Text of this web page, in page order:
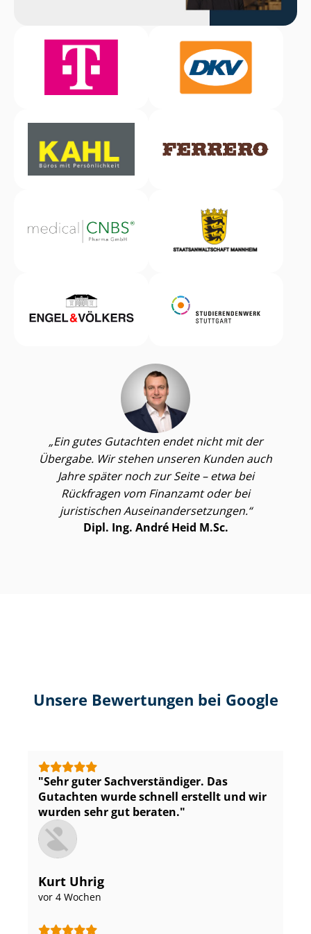
Ein gutes Gutachten endet nicht mit der
Übergabe. Wir stehen unseren Kunden auch
Jahre später noch zur Seite – etwa bei
Rückfragen vom Finanzamt oder bei
juristischen Aus­ein­an­der­set­zun­gen.
Dipl. Ing. André Heid M.Sc.
Unsere Bewertungen bei Google
Sehr guter Sach­ver­stän­di­ger. Das
Gutachten wurde schnell erstellt und wir
wurden sehr gut beraten.
Kurt Uhrig
vor 4 Wochen